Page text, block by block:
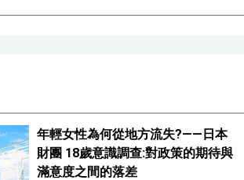
年輕女性為何從地方流失?——日本
財團 18歲意識調查:對政策的期待與
滿意度之間的落差